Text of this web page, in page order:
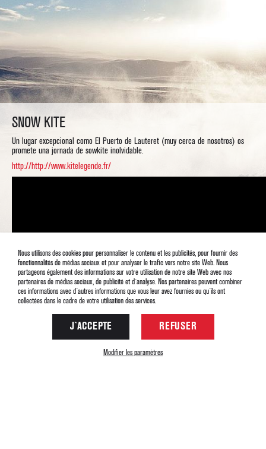
SNOW KITE
Un lugar excepcional como El Puerto de Lauteret (muy cerca de nosotros) os
promete una jornada de sowkite inolvidable.
http://http://www.kitelegende.fr/
Nous utilisons des cookies pour personnaliser le contenu et les publicités, pour fournir des
fonctionnalités de médias sociaux et pour analyser le trafic vers notre site Web. Nous
partageons également des informations sur votre utilisation de notre site Web avec nos
partenaires de médias sociaux, de publicité et d`analyse. Nos partenaires peuvent combiner
ces informations avec d`autres informations que vous leur avez fournies ou qu`ils ont
collectées dans le cadre de votre utilisation des services.
REFUSER
J`ACCEPTE
Modifier les paramètres